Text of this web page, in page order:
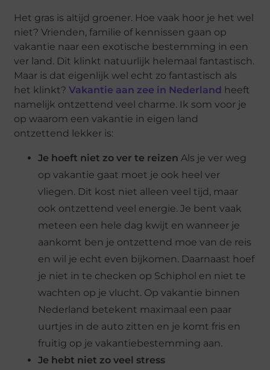
Het gras is altijd groener. Hoe vaak hoor je het wel
niet? Vrienden, familie of kennissen gaan op
vakantie naar een exotische bestemming in een
ver land. Dit klinkt natuurlijk helemaal fantastisch.
Maar is dat eigenlijk wel echt zo fantastisch als
het klinkt?Vakantie aan zee in Nederland heeft
namelijk ontzettend veel charme. Ik som voor je
op waarom een vakantie in eigen land
ontzettend lekker is:
Je hoeft niet zo ver te reizenAls je ver weg
op vakantie gaat moet je ook heel ver
vliegen. Dit kost niet alleen veel tijd, maar
ook ontzettend veel energie. Je bent vaak
meteen een hele dag kwijt en wanneer je
aankomt ben je ontzettend moe van de reis
en wil je echt even bijkomen. Daarnaast hoef
je niet in te checken op Schiphol en niet te
wachten op je vlucht. Op vakantie binnen
Nederland betekent maximaal een paar
uurtjes in de auto zitten en je komt fris en
fruitig op je vakantiebestemming aan.
Je hebt niet zo veel stress